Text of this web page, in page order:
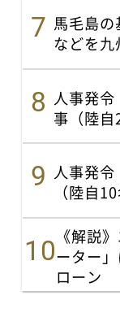
馬毛島
などを九
人事発
事（陸自
人事発
（陸自
《解説
ーター
ローン